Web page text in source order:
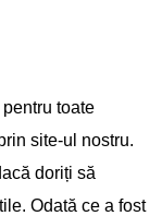
toate
site-ul nostru.
doriți să
Odată ce a fost